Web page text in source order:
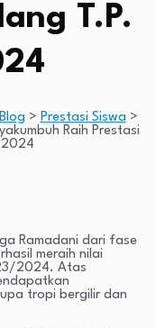
T.P.
Blog> Prestasi Siswa >
Raih Prestasi
Ramadani dari fase
meraih nilai
2024. Atas
tropi bergilir dan